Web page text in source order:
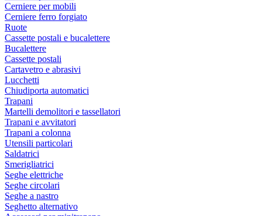
Cerniere per mobili
Cerniere ferro forgiato
Ruote
Cassette postali e bucalettere
Bucalettere
Cassette postali
Cartavetro e abrasivi
Lucchetti
Chiudiporta automatici
Trapani
Martelli demolitori e tassellatori
Trapani e avvitatori
Trapani a colonna
Utensili particolari
Saldatrici
Smerigliatrici
Seghe elettriche
Seghe circolari
Seghe a nastro
Seghetto alternativo